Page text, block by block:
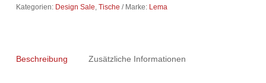
Kategorien: Design Sale,Tische Marke: Lema
Beschreibung Zusätzliche Informationen